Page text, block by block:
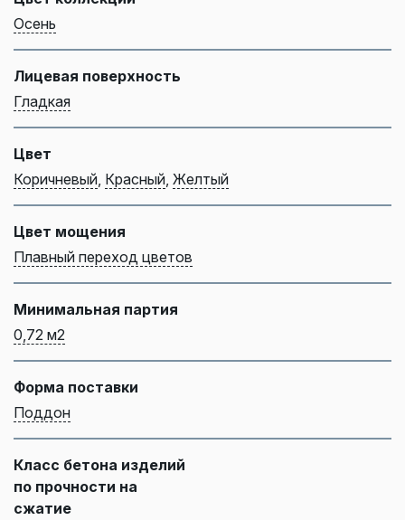
Осень
Лицевая поверхность
Гладкая
Цвет
Коричневый Красный Желтый
Цвет мощения
Плавный переход цветов
Минимальная партия
0,72 м2
Форма поставки
Поддон
Класс бетона изделий
по прочности на
сжатие